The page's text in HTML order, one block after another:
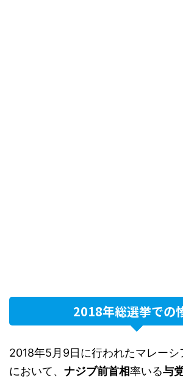
2018年総選挙での
2018年5月9日に行われたマレーシ
において、 ナジブ前首相率いる与